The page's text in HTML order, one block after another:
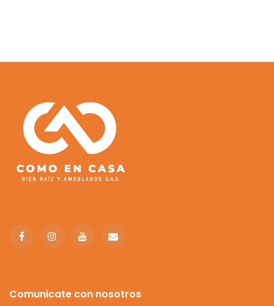
Comunicate con nosotros